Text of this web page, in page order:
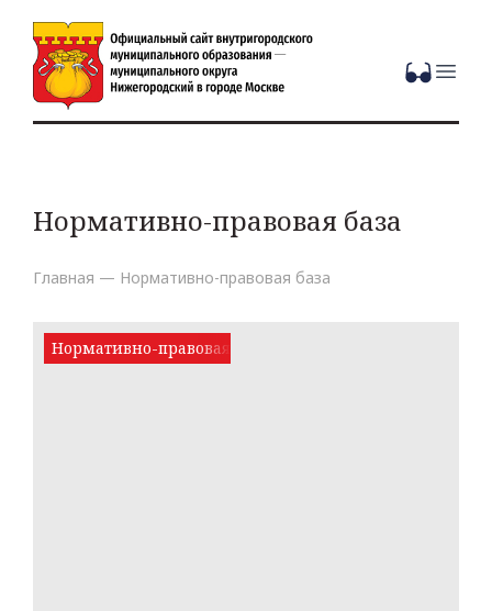
Нормативно-правовая база
Главная — Нормативно-правовая база
Нормативно-правовая база